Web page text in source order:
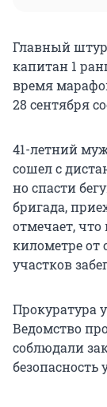
Главный
капитан 1
время
28 сентября
41-летний
сошел с
но спасти
бригада,
отмечает,
километре от
участков
Прокуратура
Ведомство
соблюдали